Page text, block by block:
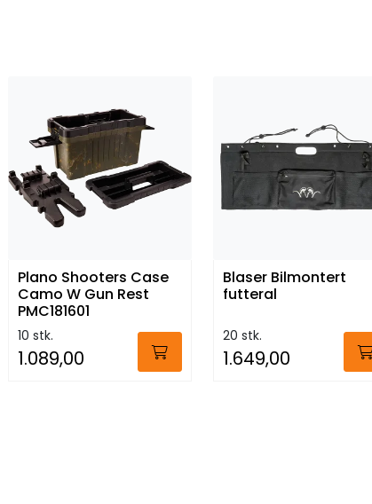
Plano Shooters Case
Camo W Gun Rest
PMC181601
10 stk.
1.089,00
Blaser Bilmontert
futteral
20 stk.
1.649,00